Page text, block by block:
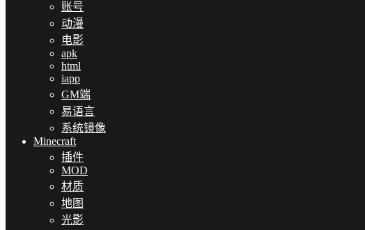
账号
动漫
电影
apk
html
iapp
GM端
易语言
系统镜像
Minecraft
插件
MOD
材质
地图
光影